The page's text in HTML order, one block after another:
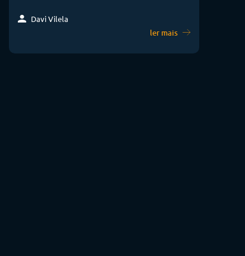
Davi Vilela
ler mais